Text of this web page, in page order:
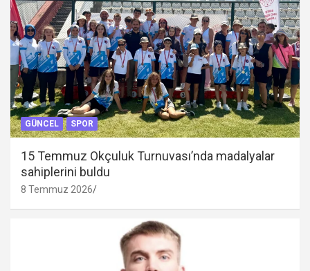
GÜNCEL SPOR
15 Temmuz Okçuluk Turnuvası’nda madalyalar
sahiplerini buldu
8 Temmuz 2026